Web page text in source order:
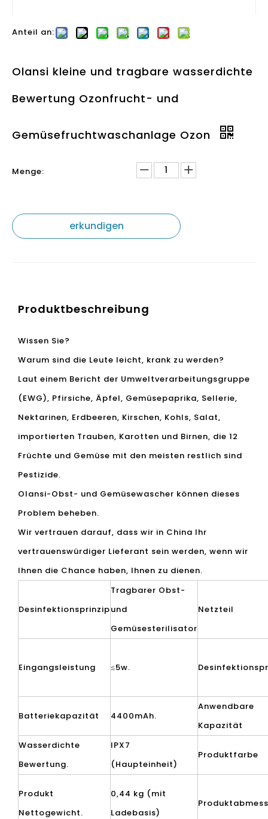
Anteil an:
Olansi kleine und tragbare wasserdichte
Bewertung Ozonfrucht- und
Gemüsefruchtwaschanlage Ozon
Menge:
erkundigen
Produktbeschreibung
Wissen Sie?
Warum sind die Leute leicht, krank zu werden?
Laut einem Bericht der Umweltverarbeitungsgruppe
(EWG), Pfirsiche, Äpfel, Gemüsepaprika, Sellerie,
Nektarinen, Erdbeeren, Kirschen, Kohls, Salat,
importierten Trauben, Karotten und Birnen, die 12
Früchte und Gemüse mit den meisten restlich sind
Pestizide.
Olansi-Obst- und Gemüsewascher können dieses
Problem beheben.
Wir vertrauen darauf, dass wir in China Ihr
vertrauenswürdiger Lieferant sein werden, wenn wir
Ihnen die Chance haben, Ihnen zu dienen.
Desinfektionsprinzip
Tragbarer Obst-
und
Gemüsesterilisator
Netzteil
Eingangsleistung ≤5w.
Batteriekapazität 4400mAh.
Anwendbare
Kapazität
Wasserdichte
Bewertung.
IPX7
(Haupteinheit)
Produktfarbe
Produkt
Nettogewicht.
0,44 kg (mit
Ladebasis)